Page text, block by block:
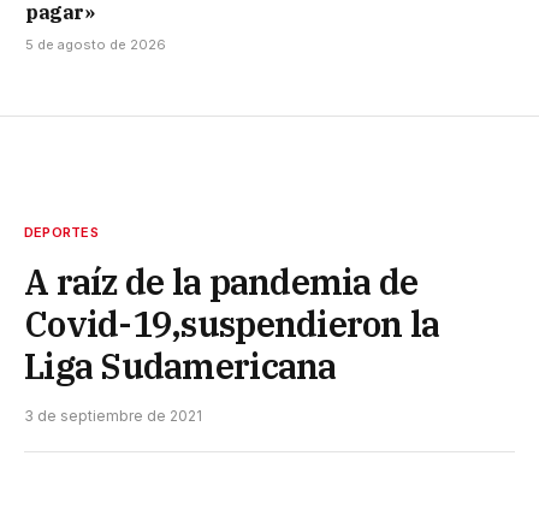
pagar»
5 de agosto de 2026
DEPORTES
A raíz de la pandemia de
Covid-19,suspendieron la
Liga Sudamericana
3 de septiembre de 2021